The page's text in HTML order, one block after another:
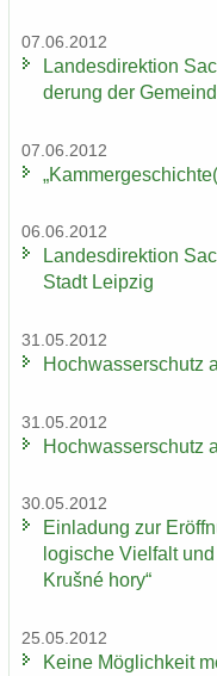
07.06.2012
Lan­des­di­rek­ti­on
de­rung der
07.06.2012
06.06.2012
Lan­des­di­rek­ti­on
Stadt Leip­zig
31.05.2012
Hoch­was­ser­schutz
31.05.2012
Hoch­was­ser­schutz
30.05.2012
Ein­la­dung zur
lo­gi­sche Viel­falt
Krušné hory“
25.05.2012
Keine Mög­lich­keit